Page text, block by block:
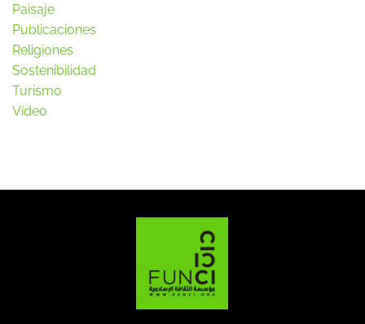
Paisaje
Publicaciones
Religiones
Sostenibilidad
Turismo
Vídeo